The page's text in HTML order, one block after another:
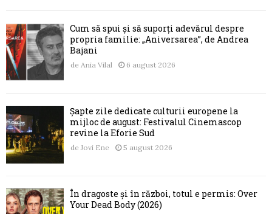
Cum să spui și să suporți adevărul despre
propria familie: „Aniversarea”, de Andrea
Bajani
de Ania Vilal 6 august 2026
Șapte zile dedicate culturii europene la
mijloc de august: Festivalul Cinemascop
revine la Eforie Sud
de Jovi Ene 5 august 2026
În dragoste și în război, totul e permis: Over
Your Dead Body (2026)